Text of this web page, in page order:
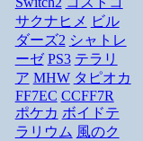
サクナヒメ ビル
ダーズ2 シャトレ
ーゼ PS3 テラリ
ア MHW タピオカ
FF7EC CCFF7R
ポケカ ボイドテ
ラリウム 風のク